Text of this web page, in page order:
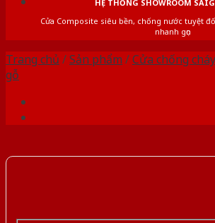
HỆ THỐNG SHOWROOM
Cửa Composite siêu bền, chống nước tuyệt
nhanh gọn
Trang chủ /Sản phẩm /Cửa chống cháy
gỗ